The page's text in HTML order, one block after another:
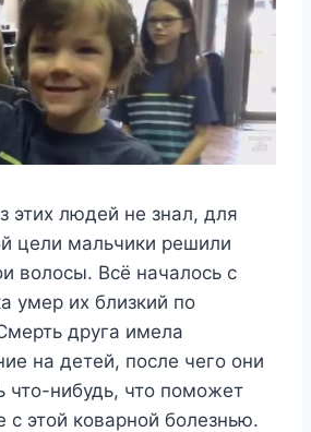
этих людей не знал, для
цели мальчики решили
волосы. Всё началось с
умер их близкий по
друга имела
на детей, после чего они
что-нибудь, что поможет
этой коварной болезнью.